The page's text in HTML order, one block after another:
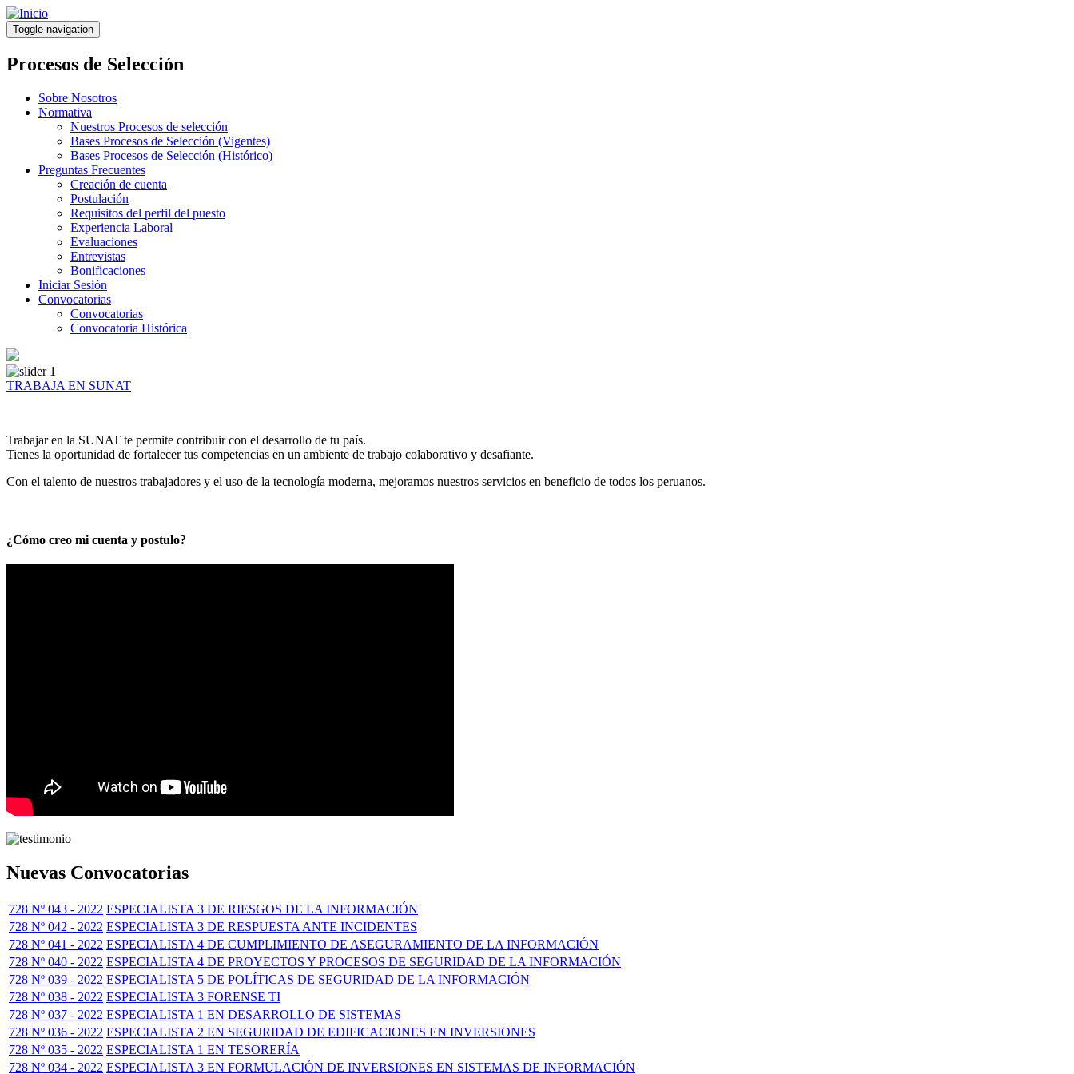
Pasar
al
contenido
principal
Toggle navigation
Procesos de Selección
Sobre Nosotros
Normativa
Nuestros Procesos de selección
Bases Procesos de Selección (Vigentes)
Bases Procesos de Selección (Histórico)
Preguntas Frecuentes
Creación de cuenta
Postulación
Requisitos del perfil del puesto
Experiencia Laboral
Evaluaciones
Entrevistas
Bonificaciones
Iniciar Sesión
Convocatorias
Convocatorias
Convocatoria Histórica
TRABAJA EN SUNAT
Trabajar en la SUNAT te permite contribuir con el desarrollo de tu país.
Tienes la oportunidad de fortalecer tus competencias en un ambiente de trabajo colaborativo y desafiante.
Con el talento de nuestros trabajadores y el uso de la tecnología moderna, mejoramos nuestros servicios en beneficio de todos los peruanos.
¿Cómo creo mi cuenta y postulo?
Nuevas Convocatorias
728 Nº 043 - 2022 ESPECIALISTA 3 DE RIESGOS DE LA INFORMACIÓN
728 Nº 042 - 2022 ESPECIALISTA 3 DE RESPUESTA ANTE INCIDENTES
728 Nº 041 - 2022 ESPECIALISTA 4 DE CUMPLIMIENTO DE ASEGURAMIENTO DE LA INFORMACIÓN
728 Nº 040 - 2022 ESPECIALISTA 4 DE PROYECTOS Y PROCESOS DE SEGURIDAD DE LA INFORMACIÓN
728 Nº 039 - 2022 ESPECIALISTA 5 DE POLÍTICAS DE SEGURIDAD DE LA INFORMACIÓN
728 Nº 038 - 2022 ESPECIALISTA 3 FORENSE TI
728 Nº 037 - 2022 ESPECIALISTA 1 EN DESARROLLO DE SISTEMAS
728 Nº 036 - 2022 ESPECIALISTA 2 EN SEGURIDAD DE EDIFICACIONES EN INVERSIONES
728 Nº 035 - 2022 ESPECIALISTA 1 EN TESORERÍA
728 Nº 034 - 2022 ESPECIALISTA 3 EN FORMULACIÓN DE INVERSIONES EN SISTEMAS DE INFORMACIÓN